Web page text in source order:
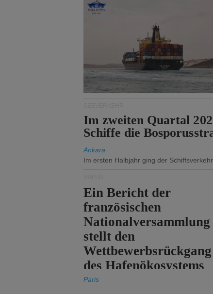
Im zweiten Quartal
Schiffe die
Ankara
Im ersten Halbjahr ging der
Ein Bericht der
französischen
Nationalversammlung
stellt den
Wettbewerbsrückgang
des Hafenökosystems
des Staates fest.
Paris